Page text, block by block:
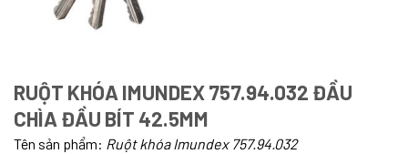
RUỘT KHÓA IMUNDEX 757.94.032 ĐẦU
CHÌA ĐẦU BÍT 42.5MM
Tên sản phẩm: Ruột khóa Imundex 757.94.032